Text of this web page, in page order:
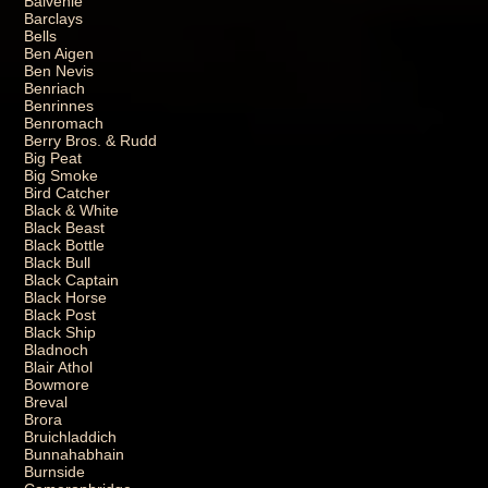
Barclays
Bells
Ben Aigen
Ben Nevis
Benriach
Benrinnes
Benromach
Berry Bros. & Rudd
Big Peat
Big Smoke
Bird Catcher
Black & White
Black Beast
Black Bottle
Black Bull
Black Captain
Black Horse
Black Post
Black Ship
Bladnoch
Blair Athol
Bowmore
Breval
Brora
Bruichladdich
Bunnahabhain
Burnside